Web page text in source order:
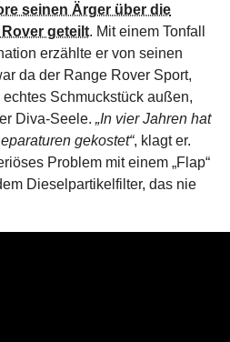
seinen Ärger über die
geteilt. Mit einem Tonfall
erzählte er von seinen
da der Range Rover Sport,
Schmuckstück außen,
Diva-Seele. „In vier Jahren hat
gekostet“, klagt er.
Problem mit einem „Flap“
Dieselpartikelfilter, das nie